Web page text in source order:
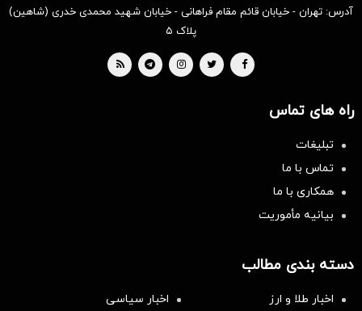
آدرس: تهران - خیابان قائم مقام فراهانی - خیابان شهید محمدی خدری (شاهین)
پلاک ۵
راه های تماس
تبلیغات
تماس با ما
همکاری با ما
بیانیه مأموریت
دسته بندی مطالب
اخبار طلا و ارز
اخبار سیاسی